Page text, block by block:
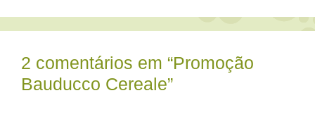
2 comentários em “Promoção
Bauducco Cereale”